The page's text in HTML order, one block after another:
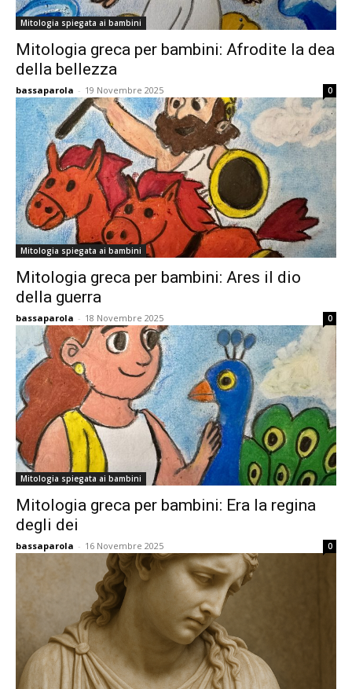
Mitologia spiegata ai bambini
Mitologia greca per bambini: Afrodite la dea
della bellezza
bassaparola - 19 Novembre 2025 0
Mitologia spiegata ai bambini
Mitologia greca per bambini: Ares il dio
della guerra
bassaparola - 18 Novembre 2025 0
Mitologia spiegata ai bambini
Mitologia greca per bambini: Era la regina
degli dei
bassaparola - 16 Novembre 2025 0